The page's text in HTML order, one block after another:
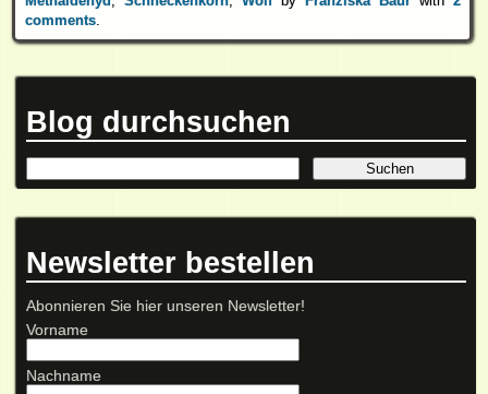
comments.
Blog durchsuchen
Newsletter bestellen
Abonnieren Sie hier unseren Newsletter!
Vorname
Nachname